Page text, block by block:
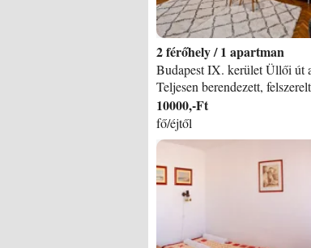
2 /1 apartman
10000,-Ft
fő/éjtől